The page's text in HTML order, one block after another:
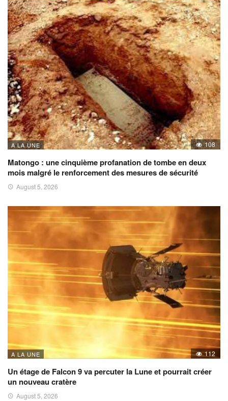
A LA UNE 108
Matongo : une cinquième profanation de tombe en deux
mois malgré le renforcement des mesures de sécurité
August 5, 2026
A LA UNE 112
Un étage de Falcon 9 va percuter la Lune et pourrait créer
un nouveau cratère
August 5, 2026